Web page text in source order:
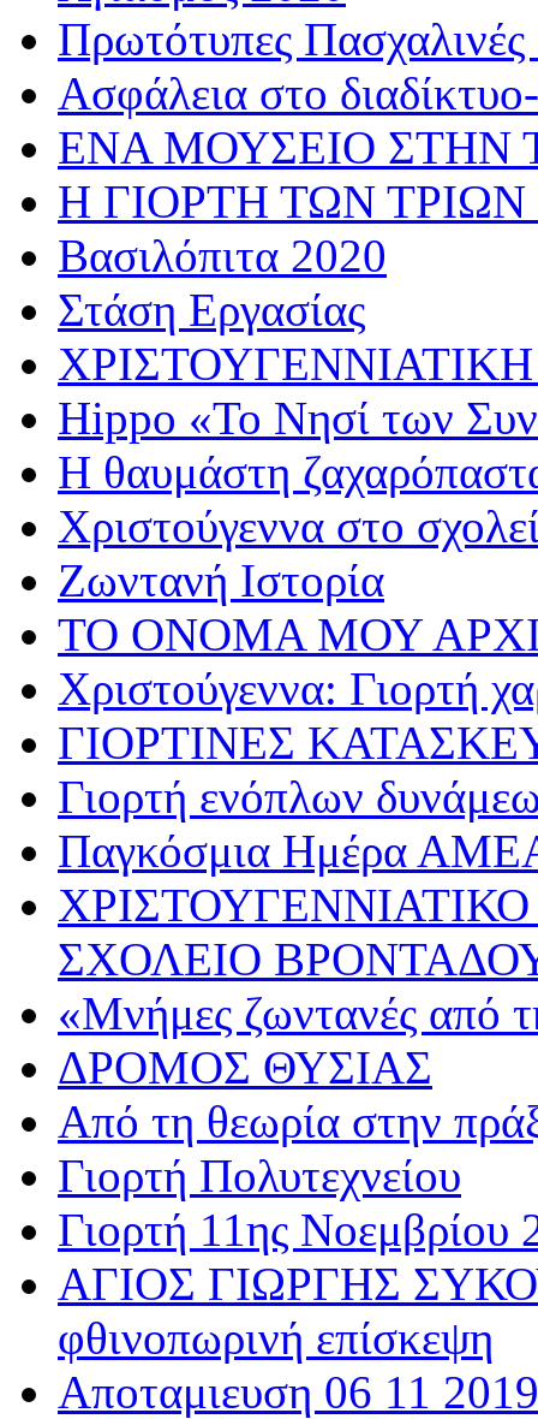
Πρωτότυπες Πασχαλινές
Ασφάλεια στο
ΕΝΑ ΜΟΥΣΕΙΟ ΣΤΗΝ
Η ΓΙΟΡΤΗ ΤΩΝ
Βασιλόπιτα 2020
Στάση Εργασίας
Hippo «Το Νησί των
Η θαυμάστη
Χριστούγεννα στο
Ζωντανή Ιστορία
ΤΟ ΟΝΟΜΑ ΜΟΥ
Χριστούγεννα: Γιορτή
ΓΙΟΡΤΙΝΕΣ
Γιορτή ενόπλων
Παγκόσμια Ημέρα
ΣΧΟΛΕΙΟ
«Μνήμες ζωντανές από
ΔΡΟΜΟΣ ΘΥΣΙΑΣ
Από τη θεωρία στην
Γιορτή Πολυτεχνείου
Γιορτή 11ης Νοεμβρίου
ΑΓΙΟΣ ΓΙΩΡΓΗΣ
φθινοπωρινή επίσκεψη
Αποταμιευση 06 11 2019